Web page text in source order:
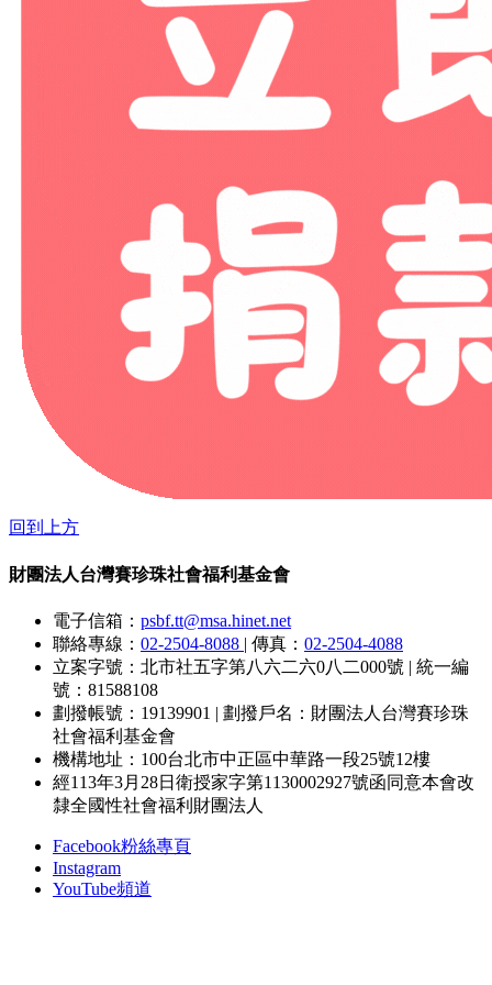
回到上方
財團法人台灣賽珍珠社會福利基金會
電子信箱： psbf.tt@msa.hinet.net
聯絡專線： 02-2504-8088 | 傳真： 02-2504-4088
立案字號：北市社五字第八六二六0八二000號 | 統一編
號：81588108
劃撥帳號：19139901 | 劃撥戶名：財團法人台灣賽珍珠
社會福利基金會
機構地址：100台北市中正區中華路一段25號12樓
經113年3月28日衛授家字第1130002927號函同意本會改
隸全國性社會福利財團法人
Facebook粉絲專頁
Instagram
YouTube頻道